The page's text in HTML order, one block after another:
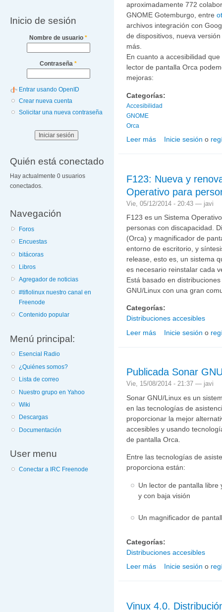
Inicio de sesión
Nombre de usuario *
Contraseña *
Entrar usando OpenID
Crear nueva cuenta
Solicitar una nueva contraseña
Quién está conectado
Hay actualmente 0 usuarios
conectados.
Navegación
Foros
Encuestas
bitácoras
Libros
Agregador de noticias
#tiflolinux nuestro canal en
Freenode
Contenido popular
Menú principal:
Esencial Radio
¿Quiénes somos?
Lista de correo
Nuestro grupo en Yahoo
Wiki
Descargas
Documentación
User menu
Conectar a IRC Freenode
aproximadamente 772
GNOME Gotemburgo, entre
archivos integración con
de dispositivos, nueva
más.
En cuanto a accesibilidad
lector de pantalla Orca
mejoras:
Categorías:
Accesibilidad
GNOME
Orca
Leer más sobre Accesibilidad en
Inicie sesión o
F123: Nueva y
Operativo para
Vie, 05/12/2014 - 20:43 — javi
F123 es un Sistema
personas con discapacidad.
(Orca) y magnificador de
entorno de escritorio, y
release, esto es, un sistema
es necesario reinstalar cada
Está basado en
GNU/Linux con una gran
Categorías:
Distribuciones accesibles
Leer más sobre F123: Nueva y
Inicie sesión o
Publicada Sonar
Vie, 15/08/2014 - 21:37 — javi
Sonar GNU/Linux es un
en las tecnologías de
proporcionar la mejor
accesibles y usando
de pantalla Orca.
Entre las tecnologías de
proporciona están:
Un lector de pantalla
y con baja visión
Un magnificador de
Categorías:
Distribuciones accesibles
Leer más sobre Publicada Sonar
Inicie sesión o
Vinux 4.0.